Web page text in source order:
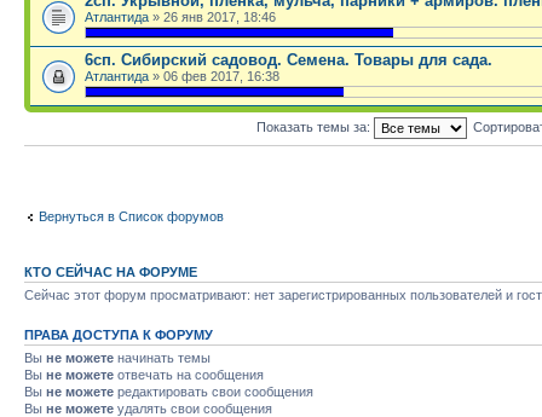
Атлантида » 26 янв 2017, 18:46
6сп. Сибирский садовод. Семена. Товары для сада.
Атлантида » 06 фев 2017, 16:38
Показать темы за:
Вернуться в Список форумов
КТО СЕЙЧАС НА ФОРУМЕ
Сейчас этот форум просматривают: нет зарегистрированных пользователей и
ПРАВА ДОСТУПА К ФОРУМУ
Вы не можете начинать темы
Вы не можете отвечать на сообщения
Вы не можете редактировать свои сообщения
Вы не можете удалять свои сообщения